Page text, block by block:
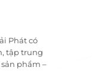
Phát có
tập trung
phẩm –